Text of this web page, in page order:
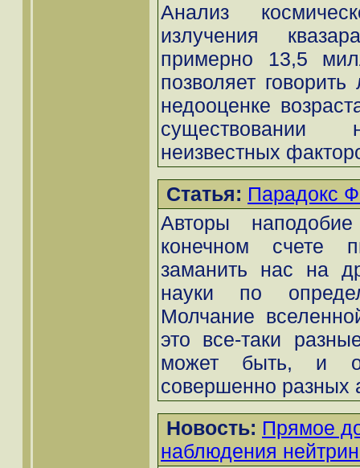
Анализ
излучения
примерно 13,5
позволяет
недооценке
существовании
неизвестных
Статья: Парадокс
Авторы
конечном счете
заманить нас на
науки по
Молчание
это все-таки
может быть, и
совершенно разных
Новость: Прямое
наблюдения